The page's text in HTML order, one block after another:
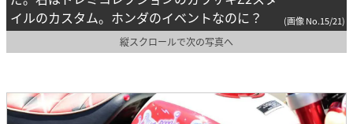
イルのカスタム。ホンダのイベントなのに？
(画像 No.15/21)
縦スクロールで次の写真へ